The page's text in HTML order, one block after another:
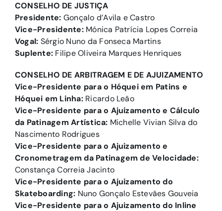
CONSELHO DE JUSTIÇA
Presidente: Gonçalo d’Avila e Castro
Vice-Presidente:Mónica Patrícia Lopes Correia
Vogal: Sérgio Nuno da Fonseca Martins
Suplente: Filipe Oliveira Marques Henriques
CONSELHO DE ARBITRAGEM E DE AJUIZAMENTO
Vice-Presidente para o Hóquei em Patins e
Hóquei em Linha:Ricardo Leão
Vice-Presidente para o Ajuizamento e Cálculo
da Patinagem Artística: Michelle Vivian Silva do
Nascimento Rodrigues
Vice-Presidente para o Ajuizamento e
Cronometragem da Patinagem de Velocidade:
Constança Correia Jacinto
Vice-Presidente para o Ajuizamento do
Skateboarding: Nuno Gonçalo Estevães Gouveia
Vice-Presidente para o Ajuizamento do Inline